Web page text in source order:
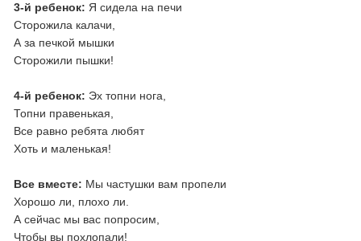
3-й ребенок: Я сидела на печи
Сторожила калачи,
А за печкой мышки
Сторожили пышки!
4-й ребенок: Эх топни нога,
Топни правенькая,
Все равно ребята любят
Хоть и маленькая!
Все вместе: Мы частушки вам пропели
Хорошо ли, плохо ли.
А сейчас мы вас попросим,
Чтобы вы похлопали!